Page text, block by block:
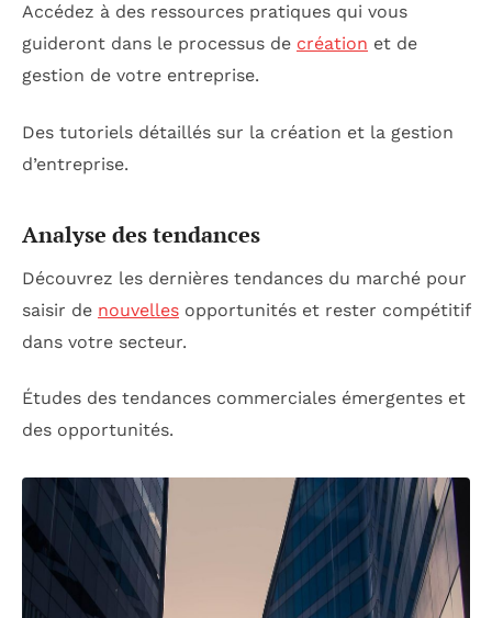
Accédez à des ressources pratiques qui vous
guideront dans le processus de création et de
gestion de votre entreprise.
Des tutoriels détaillés sur la création et la gestion
d’entreprise.
Analyse des tendances
Découvrez les dernières tendances du marché pour
saisir de nouvelles opportunités et rester compétitif
dans votre secteur.
Études des tendances commerciales émergentes et
des opportunités.